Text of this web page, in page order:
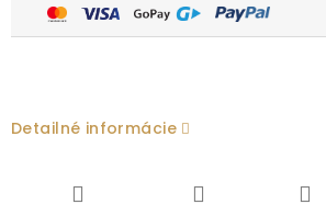
Detailné informácie